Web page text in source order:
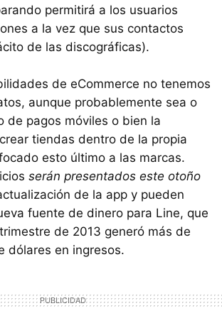
permitirá a los usuarios
a la vez que sus contactos
de las discográficas).
de eCommerce no tenemos
aunque probablemente sea o
de pagos móviles o bien la
tiendas dentro de la propia
esto último a las marcas.
serán presentados este otoño
de la app y pueden
fuente de dinero para Line, que
de 2013 generó más de
dólares en ingresos.